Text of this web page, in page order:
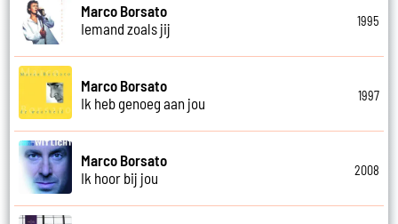
Marco Borsato
Iemand zoals jij
1995
Marco Borsato
Ik heb genoeg aan jou
1997
Marco Borsato
Ik hoor bij jou
2008